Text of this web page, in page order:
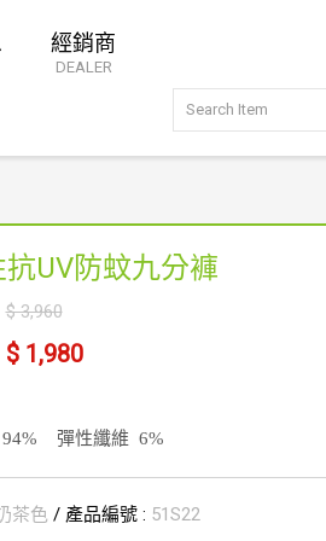
經銷商
DEALER
UV防蚊九分褲
$ 3,960
$ 1,980
94% 彈性纖維 6%
茶色 / 產品編號 : 51S22